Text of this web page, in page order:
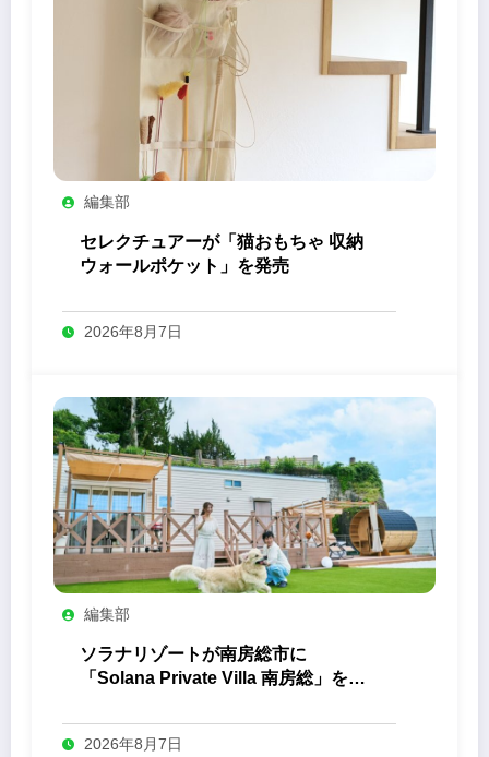
編集部
セレクチュアーが「猫おもちゃ 収納
ウォールポケット」を発売
2026年8月7日
編集部
ソラナリゾートが南房総市に
「Solana Private Villa 南房総」を開
2026年8月7日